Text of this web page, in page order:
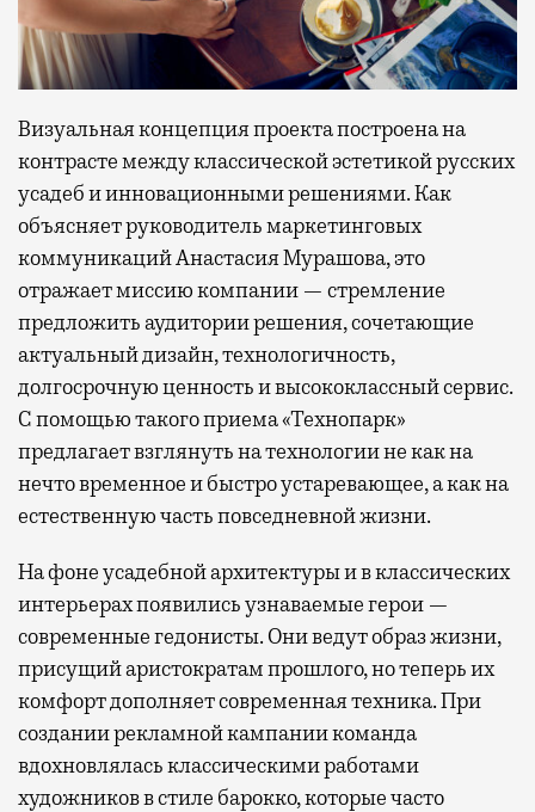
Визуальная концепция проекта построена на
контрасте между классической эстетикой русских
усадеб и инновационными решениями. Как
объясняет руководитель маркетинговых
коммуникаций Анастасия Мурашова, это
отражает миссию компании — стремление
предложить аудитории решения, сочетающие
актуальный дизайн, технологичность,
долгосрочную ценность и высококлассный сервис.
С помощью такого приема «Технопарк»
предлагает взглянуть на технологии не как на
нечто временное и быстро устаревающее, а как на
естественную часть повседневной жизни.
На фоне усадебной архитектуры и в классических
интерьерах появились узнаваемые герои —
современные гедонисты. Они ведут образ жизни,
присущий аристократам прошлого, но теперь их
комфорт дополняет современная техника. При
создании рекламной кампании команда
вдохновлялась классическими работами
художников в стиле барокко, которые часто